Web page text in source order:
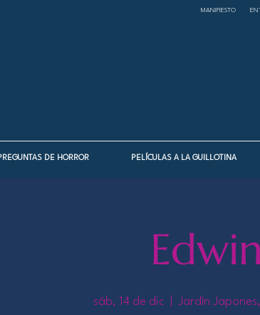
MANIFIESTO
DE HORROR PELÍCULAS A LA GUILLOTINA
sáb, 14 de dic Jardín